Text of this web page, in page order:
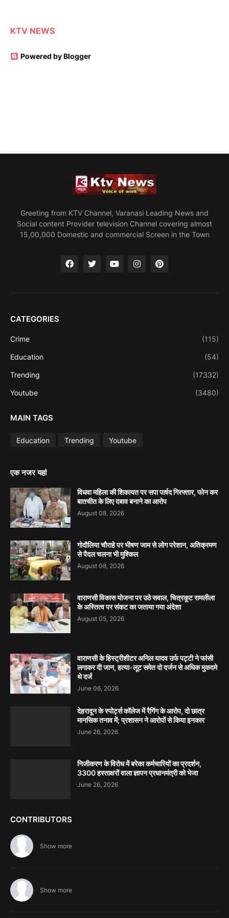
KTV NEWS
Powered by Blogger
Greeting from KTV Channel, Varanasi Leading News and
Social content Provider television Channel covering almost
15,00,000 Domestic and commercial Screen in the Town
CATEGORIES
Crime (115)
Education (54)
Trending (17332)
Youtube (3480)
MAIN TAGS
Education Trending Youtube
एक नजर यहां
विधवा महिला की शिकायत पर सपा पार्षद गिरफ्तार, फोन कर
बातचीत के लिए दबाव बनाने का आरोप
August 08, 2026
गोदौलिया चौराहे पर भीषण जाम से लोग परेशान, अतिक्रमण
से पैदल चलना भी मुश्किल
August 08, 2026
वाराणसी विकास योजना पर उठे सवाल, चित्रकूट रामलीला
के अस्तित्व पर संकट का जताया गया अंदेशा
August 05, 2026
वाराणसी के हिस्ट्रीशीटर अनिल यादव उर्फ पट्टी ने फांसी
लगाकर दी जान, हत्या-लूट समेत दो दर्जन से अधिक मुकदमे
थे दर्ज
June 06, 2026
देहरादून के स्पोर्ट्स कॉलेज में रैगिंग के आरोप, दो छात्र
मानसिक तनाव में; प्रशासन ने आरोपों से किया इनकार
June 26, 2026
निजीकरण के विरोध में बरेका कर्मचारियों का प्रदर्शन,
3300 हस्ताक्षरों वाला ज्ञापन प्रधानमंत्री को भेजा
June 26, 2026
CONTRIBUTORS
Show more
Show more